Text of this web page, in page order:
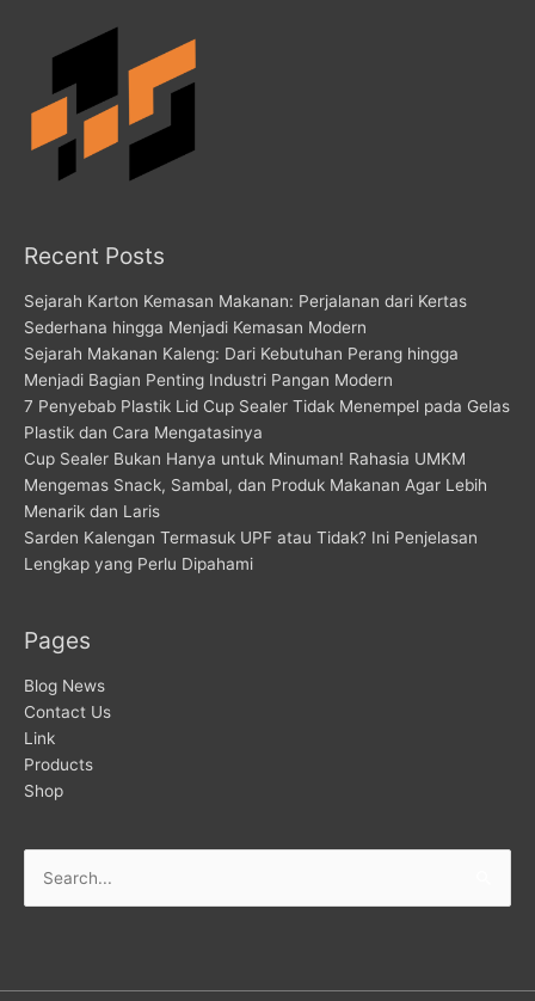
Recent Posts
Sejarah Karton Kemasan Makanan: Perjalanan dari Kertas
Sederhana hingga Menjadi Kemasan Modern
Sejarah Makanan Kaleng: Dari Kebutuhan Perang hingga
Menjadi Bagian Penting Industri Pangan Modern
7 Penyebab Plastik Lid Cup Sealer Tidak Menempel pada Gelas
Plastik dan Cara Mengatasinya
Cup Sealer Bukan Hanya untuk Minuman! Rahasia UMKM
Mengemas Snack, Sambal, dan Produk Makanan Agar Lebih
Menarik dan Laris
Sarden Kalengan Termasuk UPF atau Tidak? Ini Penjelasan
Lengkap yang Perlu Dipahami
Pages
Blog News
Contact Us
Link
Products
Shop